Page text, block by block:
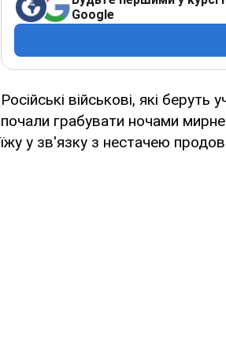
Google
Російські військові, які беруть
почали грабувати ночами мирне
їжу у зв'язку з нестачею